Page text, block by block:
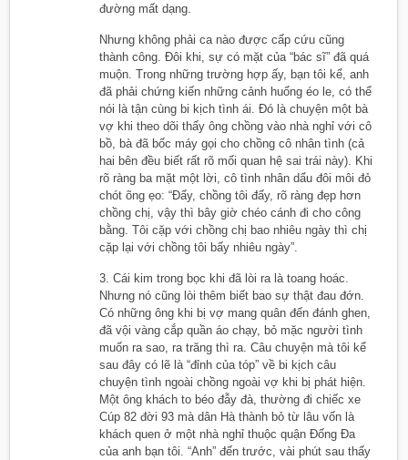
đường mất dạng.
Nhưng không phải ca nào được cấp cứu cũng
thành công. Đôi khi, sự có mặt của “bác sĩ” đã quá
muộn. Trong những trường hợp ấy, bạn tôi kể, anh
đã phải chứng kiến những cảnh huống éo le, có thể
nói là tận cùng bi kịch tình ái. Đó là chuyện một bà
vợ khi theo dõi thấy ông chồng vào nhà nghỉ với cô
bồ, bà đã bốc máy gọi cho chồng cô nhân tình (cả
hai bên đều biết rất rõ mối quan hệ sai trái này). Khi
rõ ràng ba mặt một lời, cô tình nhân dẩu đôi môi đỏ
chót õng ẹo: “Đấy, chồng tôi đấy, rõ ràng đẹp hơn
chồng chị, vậy thì bây giờ chéo cánh đi cho công
bằng. Tôi cặp với chồng chị bao nhiêu ngày thì chị
cặp lại với chồng tôi bấy nhiêu ngày”.
3. Cái kim trong bọc khi đã lòi ra là toang hoác.
Nhưng nó cũng lòi thêm biết bao sự thật đau đớn.
Có những ông khi bị vợ mang quân đến đánh ghen,
đã vội vàng cắp quần áo chạy, bỏ mặc người tình
muốn ra sao, ra trăng thì ra. Câu chuyện mà tôi kể
sau đây có lẽ là “đỉnh của tóp” về bi kịch câu
chuyện tình ngoài chồng ngoài vợ khi bị phát hiện.
Một ông khách to béo đẫy đà, thường đi chiếc xe
Cúp 82 đời 93 mà dân Hà thành bỏ từ lâu vốn là
khách quen ở một nhà nghỉ thuộc quận Đống Đa
của anh bạn tôi. “Anh” đến trước, vài phút sau thấy